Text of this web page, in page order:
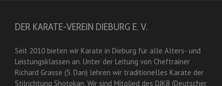
DER KARATE-VEREIN DIEBURG E. V.
Seit 2010 bieten wir Karate in Dieburg für alle Alters- und
Leistungsklassen an. Unter der Leitung von Cheftrainer
Richard Grasse (5. Dan) lehren wir traditionelles Karate der
Stilrichtung Shotokan. Wir sind Mitglied des DJKB (Deutscher